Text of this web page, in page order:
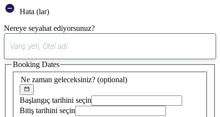
Hata (lar)
Nereye seyahat ediyorsunuz?
öneri
bulundu
Ne zaman geleceksiniz? (optional)
Başlangıç tarihini seçin
Bitiş tarihini seçin
Booking Dates